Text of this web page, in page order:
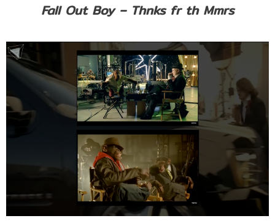
Fall Out Boy – Thnks fr th Mmrs